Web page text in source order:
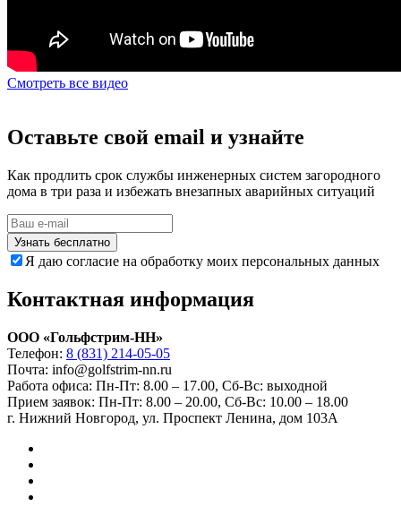
Смотреть все видео
Оставьте свой email и узнайте
Как продлить срок службы инженерных систем загородного
дома в три раза и избежать внезапных аварийных ситуаций
Узнать бесплатно
Я даю согласие на обработку моих персональных данных
Контактная информация
ООО «Гольфстрим-НН»
Телефон: 8 (831) 214-05-05
Почта: info@golfstrim-nn.ru
Работа офиса: Пн-Пт: 8.00 – 17.00, Сб-Вс: выходной
Прием заявок: Пн-Пт: 8.00 – 20.00, Сб-Вс: 10.00 – 18.00
г. Нижний Новгород, ул. Проспект Ленина, дом 103А